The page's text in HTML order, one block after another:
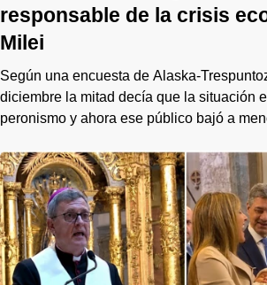
responsable de la crisis
Milei
Según una encuesta de Alaska-
diciembre la mitad decía que la situación
peronismo y ahora ese público bajó a
2027.